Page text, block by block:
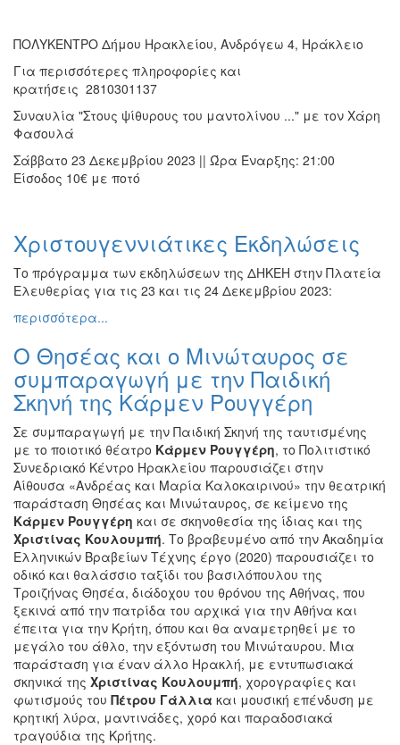
ΠΟΛΥΚΕΝΤΡΟ Δήμου Ηρακλείου, Ανδρόγεω 4, Ηράκλειο
Για περισσότερες πληροφορίες και
κρατήσεις 2810301137
Συναυλία "Στους ψίθυρους του μαντολίνου ..." με τον Χάρη
Φασουλά
Σάββατο 23 Δεκεμβρίου 2023 || Ώρα Έναρξης: 21:00
Είσοδος 10€ με ποτό
Χριστουγεννιάτικες Εκδηλώσεις
Το πρόγραμμα των εκδηλώσεων της ΔΗΚΕΗ στην Πλατεία
Ελευθερίας για τις 23 και τις 24 Δεκεμβρίου 2023:
περισσότερα...
Ο Θησέας και ο Μινώταυρος σε
συμπαραγωγή με την Παιδική
Σκηνή της Κάρμεν Ρουγγέρη
Σε συμπαραγωγή με την Παιδική Σκηνή της ταυτισμένης
με το ποιοτικό θέατρο Κάρμεν Ρουγγέρη, το Πολιτιστικό
Συνεδριακό Κέντρο Ηρακλείου παρουσιάζει στην
Αίθουσα «Ανδρέας και Μαρία Καλοκαιρινού» την θεατρική
παράσταση Θησέας και Μινώταυρος, σε κείμενο της
Κάρμεν Ρουγγέρη και σε σκηνοθεσία της ίδιας και της
Χριστίνας Κουλουμπή. Το βραβευμένο από την Ακαδημία
Ελληνικών Βραβείων Τέχνης έργο (2020) παρουσιάζει το
οδικό και θαλάσσιο ταξίδι του βασιλόπουλου της
Τροιζήνας Θησέα, διάδοχου του θρόνου της Αθήνας, που
ξεκινά από την πατρίδα του αρχικά για την Αθήνα και
έπειτα για την Κρήτη, όπου και θα αναμετρηθεί με το
μεγάλο του άθλο, την εξόντωση του Μινώταυρου. Μια
παράσταση για έναν άλλο Ηρακλή, με εντυπωσιακά
σκηνικά της Χριστίνας Κουλουμπή, χορογραφίες και
φωτισμούς του Πέτρου Γάλλια και μουσική επένδυση με
κρητική λύρα, μαντινάδες, χορό και παραδοσιακά
τραγούδια της Κρήτης.